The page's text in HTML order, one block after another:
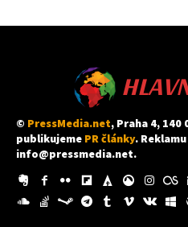
© PressMedia.net, Praha 4, 140
publikujeme PR články.
info@pressmedia.net.